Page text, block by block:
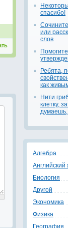
спасибо!
или
слов
Ребята,
как
Нити
клетку,
думаешь,
Алгебра
Английский
Биология
Другой
Экономика
Физика
География